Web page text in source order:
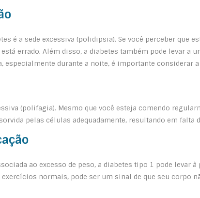
é a sede excessiva (polidipsia). Se você perceber que
errado. Além disso, a diabetes também pode levar a
especialmente durante a noite, é importante considerar
(polifagia). Mesmo que você esteja comendo
pelas células adequadamente, resultando em falta
ao excesso de peso, a diabetes tipo 1 pode levar
normais, pode ser um sinal de que seu corpo